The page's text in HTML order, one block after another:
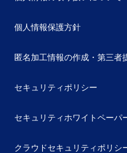
個人情報保護方針
匿名加工情報の作成・第三者
セキュリティポリシー
セキュリティホワイトペーパ
クラウドセキュリティポリシ